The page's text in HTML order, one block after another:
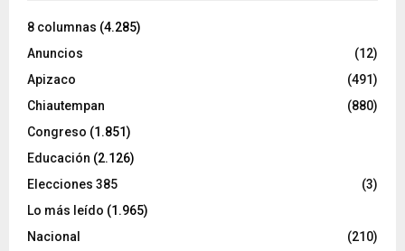
8 columnas (4.285)
Anuncios
(12)
Apizaco
(491)
Chiautempan
(880)
Congreso (1.851)
Educación (2.126)
Elecciones 385
(3)
Lo más leído (1.965)
Nacional
(210)